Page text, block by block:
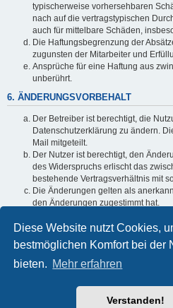
Diese Website nutzt Cookies,
bestmöglichen Komfort bei der
bieten. Mehr erfahren
Verstanden!
typischerweise vorhersehbaren
nach auf die vertragstypischen
auch für mittelbare Schäden,
Die Haftungsbegrenzung der
zugunsten der Mitarbeiter und
Ansprüche für eine Haftung aus
unberührt.
6. ÄNDERUNGSVORBEHALT
Der Betreiber ist berechtigt, die
Datenschutzerklärung zu ändern.
Mail mitgeteilt.
Der Nutzer ist berechtigt, den
des Widerspruchs erlischt das
bestehende Vertragsverhältnis mit
Die Änderungen gelten als
den Änderungen zugestimmt hat.
Informationen über den Umgang
sind in der Datenschutzerklärung
Powered byphpBB® Forum